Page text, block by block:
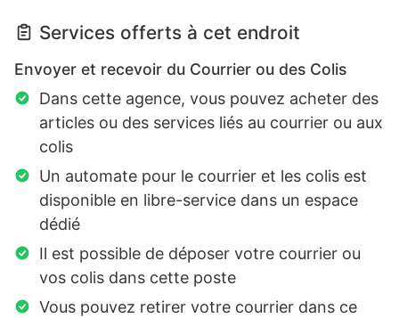
Services offerts à cet endroit
Envoyer et recevoir du Courrier ou des Colis
Dans cette agence, vous pouvez acheter des
articles ou des services liés au courrier ou aux
colis
Un automate pour le courrier et les colis est
disponible en libre-service dans un espace
dédié
Il est possible de déposer votre courrier ou
vos colis dans cette poste
Vous pouvez retirer votre courrier dans ce